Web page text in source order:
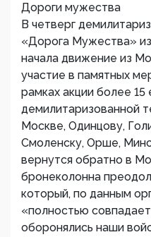
Дороги мужества
В четверг
«Дорога Мужества»
начала движение из
участие в памятных
рамках акции более 15
демилитаризованной
Москве, Одинцову,
Смоленску, Орше,
вернутся обратно в
бронеколонна
который, по данным
«полностью
оборонялись наши